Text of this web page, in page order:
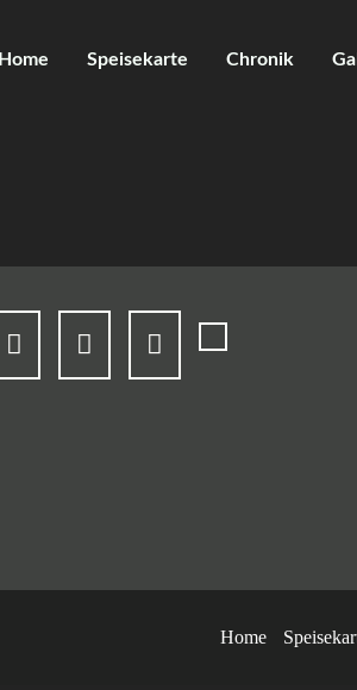
Home Speisekarte Chronik
Home